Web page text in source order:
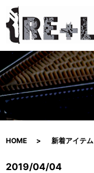
HOME 新着アイテム
2019/04/04